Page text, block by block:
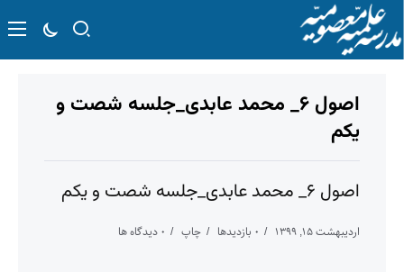
اصول ۶_ محمد عابدی_جلسه شصت و
يكم
اصول ۶_ محمد عابدی_جلسه شصت و يكم
اردیبهشت ۱۵, ۱۳۹۹ ۰ بازدیدها چاپ ۰ دیدگاه ها